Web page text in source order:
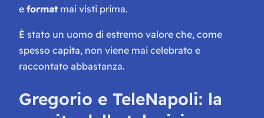
e format mai visti prima.
È stato un uomo di estremo valore che, come
spesso capita, non viene mai celebrato e
raccontato abbastanza.
Gregorio e TeleNapoli: la